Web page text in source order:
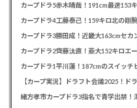
カープドラ4工藤泰己！159キロ北の剛
カープドラ2齊藤汰直！亜大152キロエ
【カープ実況】ドラフト会議2025！ド